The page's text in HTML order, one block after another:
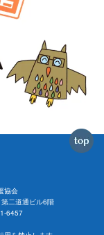
協会
二道通ビル6階
6457